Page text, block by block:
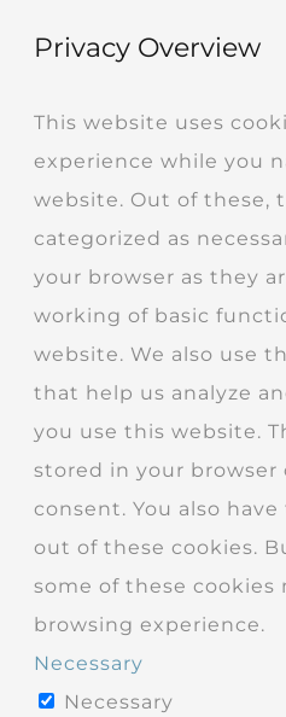
Privacy Overview
This website uses
experience while you
website. Out of these,
categorized as
your browser as they
working of basic
website. We also use
that help us analyze
you use this website.
stored in your browser
consent. You also
out of these cookies.
some of these cookies
browsing experience.
Necessary
Necessary